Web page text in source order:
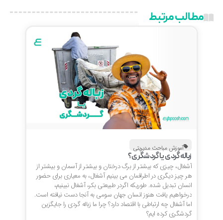
مطالب مرتبط
آموزش مباحث مدیریتی
زباله گردی یا گردشگری؟
آشغال، چیزی که بیشتر از برگ درختان و بیشتر از آسمان و بیشتر از
هر چیز دیگری در اطرافمان می بینیم آشغال، به معیاری برای حضور
انسان تبدیل شده. طوریکه اگردر طبیعتی بکر، آشغال نبینیم،
درخواهیم یافت هنوز انسان جهان سومی به آنجا دست نیافته است.
اما آشغال چه ارتباطی با اقتصاد دارد؟ چرا ما زباله گردی را جایگزین
گردشگری کرده ایم؟